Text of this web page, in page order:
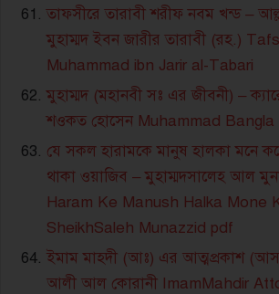
তাফসীরে তারাবী শরীফ নবম খন্ড –
মুহাম্মদ ইবন জারীর তারাবী (রহ.)
Muhammad ibn Jarir al-Tabari
মুহাম্মদ (মহানবী সঃ এর জীবনী) –
শওকত হোসেন Muhammad Bangla
যে সকল হারামকে মানুষ হালকা মনে
থাকা ওয়াজিব – মুহাম্মদসালেহ আল
Haram Ke Manush Halka Mone
SheikhSaleh Munazzid pdf
ইমাম মাহদী (আঃ) এর আত্মপ্রকাশ
আলী আল কোরানী ImamMahdir